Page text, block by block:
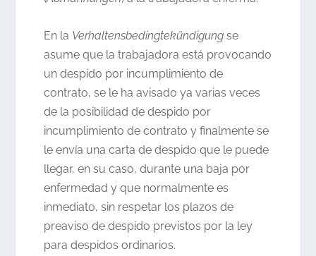
En la Verhaltensbedingtekündigung se
asume que la trabajadora está provocando
un despido por incumplimiento de
contrato, se le ha avisado ya varias veces
de la posibilidad de despido por
incumplimiento de contrato y finalmente se
le envía una carta de despido que le puede
llegar, en su caso, durante una baja por
enfermedad y que normalmente es
inmediato, sin respetar los plazos de
preaviso de despido previstos por la ley
para despidos ordinarios.